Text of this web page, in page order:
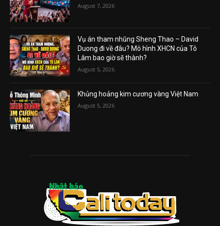
August 7, 2026
Vụ án tham nhũng Sheng Thao – David
Duong đi về đâu? Mô hình XHCN của Tô
Lâm bao giờ sẽ thành?
August 5, 2026
Khủng hoảng kim cương vàng Việt Nam
August 5, 2026